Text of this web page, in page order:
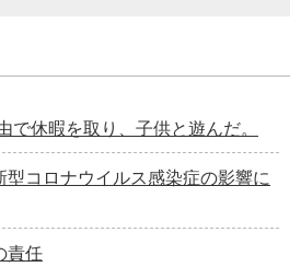
で休暇を取り、子供と遊んだ。
コロナウイルス感染症の影響に
責任